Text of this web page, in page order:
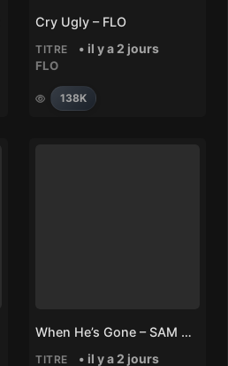
Cry Ugly – FLO
TITRE • il y a 2 jours
FLO
138K
When He’s Gone – SAM SMITH
TITRE • il y a 2 jours